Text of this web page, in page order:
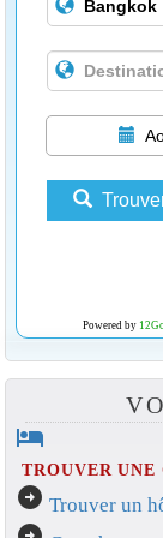
Powered by
hotel
TROUVER UNE
arrow_circle_right Trouver un